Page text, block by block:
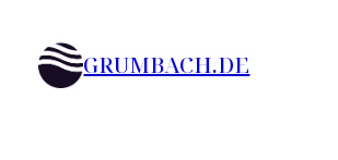
Inhalt
springen GRUMBACH.DE